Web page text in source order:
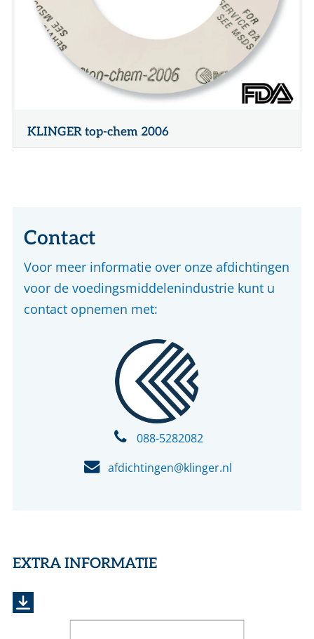
KLINGER top-chem 2006
Contact
Voor meer informatie over onze afdichtingen
voor de voedingsmiddelenindustrie kunt u
contact opnemen met:
088-5282082
afdichtingen@klinger.nl
EXTRA INFORMATIE